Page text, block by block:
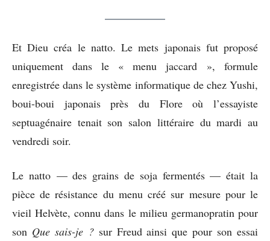
Et Dieu créa le natto. Le mets japonais fut proposé
uniquement dans le « menu jaccard », formule
enregistrée dans le système informatique de chez Yushi,
boui-boui japonais près du Flore où l’essayiste
septuagénaire tenait son salon littéraire du mardi au
vendredi soir.
Le natto — des grains de soja fermentés — était la
pièce de résistance du menu créé sur mesure pour le
vieil Helvète, connu dans le milieu germanopratin pour
son Que sais-je ?sur Freud ainsi que pour son essai